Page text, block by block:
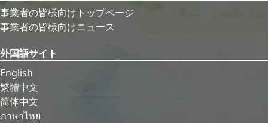
事業者の皆様向けトップページ
事業者の皆様向けニュース
外国語サイト
English
繁體中文
简体中文
ภาษาไทย